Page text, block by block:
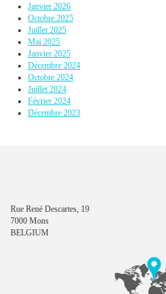
Janvier 2026
Octobre 2025
Juillet 2025
Mai 2025
Janvier 2025
Décembre 2024
Octobre 2024
Juillet 2024
Février 2024
Décembre 2023
Rue René Descartes, 19
7000 Mons
BELGIUM